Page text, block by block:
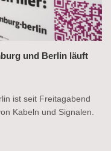
und Berlin läuft
ist seit Freitagabend
Kabeln und Signalen.